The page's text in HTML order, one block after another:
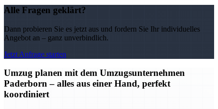
Alle Fragen geklärt?
Dann probieren Sie es jetzt aus und fordern Sie Ihr individuelles
Angebot an – ganz unverbindlich.
Jetzt Anfrage starten
Umzug planen mit dem Umzugsunternehmen
Paderborn – alles aus einer Hand, perfekt
koordiniert